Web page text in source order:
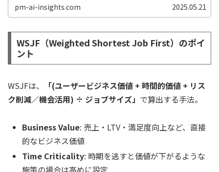
冷徹な判断が可能になる。 Reach（影響範囲）と
Impact（効果）を最大化...
pm-ai-insights.com 2025.05.21
WSJF（Weighted Shortest Job First）のポイ
ント
WSJFは、
「(ユーザービジネス価値 + 時間的価値 + リス
ク削減／機会活用) ÷ ジョブサイズ」 で算出する手法。
Business Value: 売上・LTV・満足度向上など、直接
的なビジネス価値
Time Criticality: 時期を逃すと価値が下がるような